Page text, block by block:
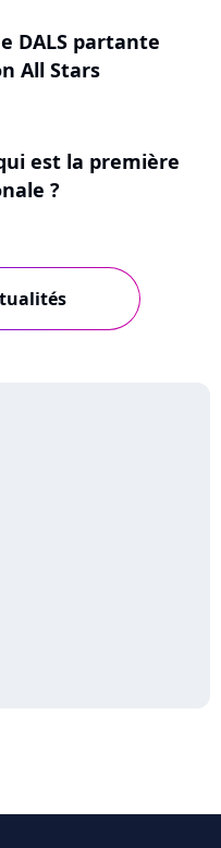
DALS partante
All Stars
est la première
?